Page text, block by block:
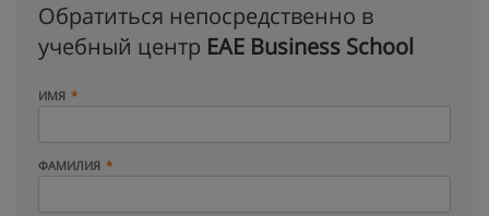
Обратиться непосредственно в
учебный центр EAE Business School
ИМЯ
ФАМИЛИЯ